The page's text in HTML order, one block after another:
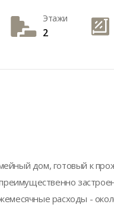
Этажи
2
дом, готовый к
расходы -